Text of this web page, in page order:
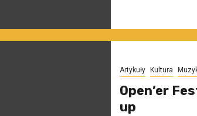
Artykuły Kultura
Open’er
up